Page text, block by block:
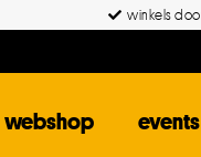
winkels
webshop events